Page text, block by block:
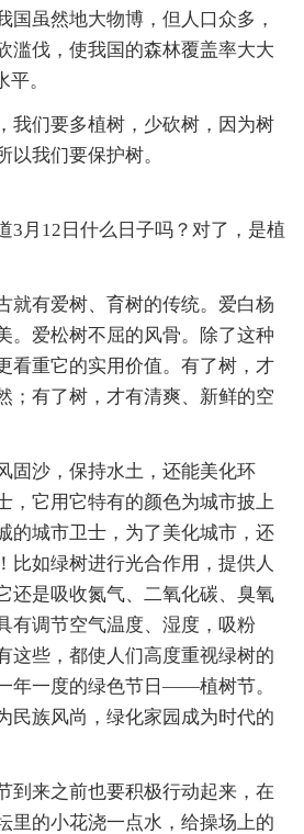
国虽然地大物博，但人口众多，
滥伐，使我国的森林覆盖率大大
。
我们要多植树，少砍树，因为树
以我们要保护树。
3月12日什么日子吗？对了，是植
就有爱树、育树的传统。爱白杨
。爱松树不屈的风骨。除了这种
看重它的实用价值。有了树，才
；有了树，才有清爽、新鲜的空
固沙，保持水土，还能美化环
，它用它特有的颜色为城市披上
的城市卫士，为了美化城市，还
比如绿树进行光合作用，提供人
还是吸收氮气、二氧化碳、臭氧
有调节空气温度、湿度，吸粉
这些，都使人们高度重视绿树的
年一度的绿色节日——植树节。
民族风尚，绿化家园成为时代的
到来之前也要积极行动起来，在
里的小花浇一点水，给操场上的